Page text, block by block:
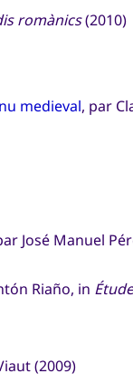
romànics(2010)
medieval, par
José Manuel
Riaño, in
(2009)